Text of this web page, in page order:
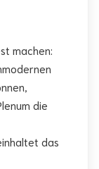
machen:
die
das